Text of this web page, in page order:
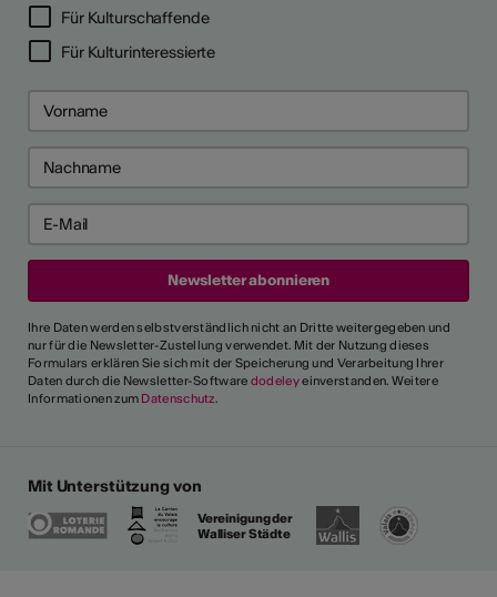
Für Kulturschaffende
Für Kulturinteressierte
Ihre Daten werden selbstverständlich nicht an Dritte weitergegeben und
nur für die Newsletter-Zustellung verwendet. Mit der Nutzung dieses
Formulars erklären Sie sich mit der Speicherung und Verarbeitung Ihrer
Daten durch die Newsletter-Software dodeleyeinverstanden. Weitere
Informationen zum Datenschutz.
Mit Unterstützung von
Vereinigung der
Walliser Städte